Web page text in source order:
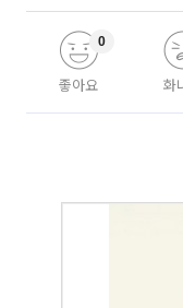
좋아요
0
화